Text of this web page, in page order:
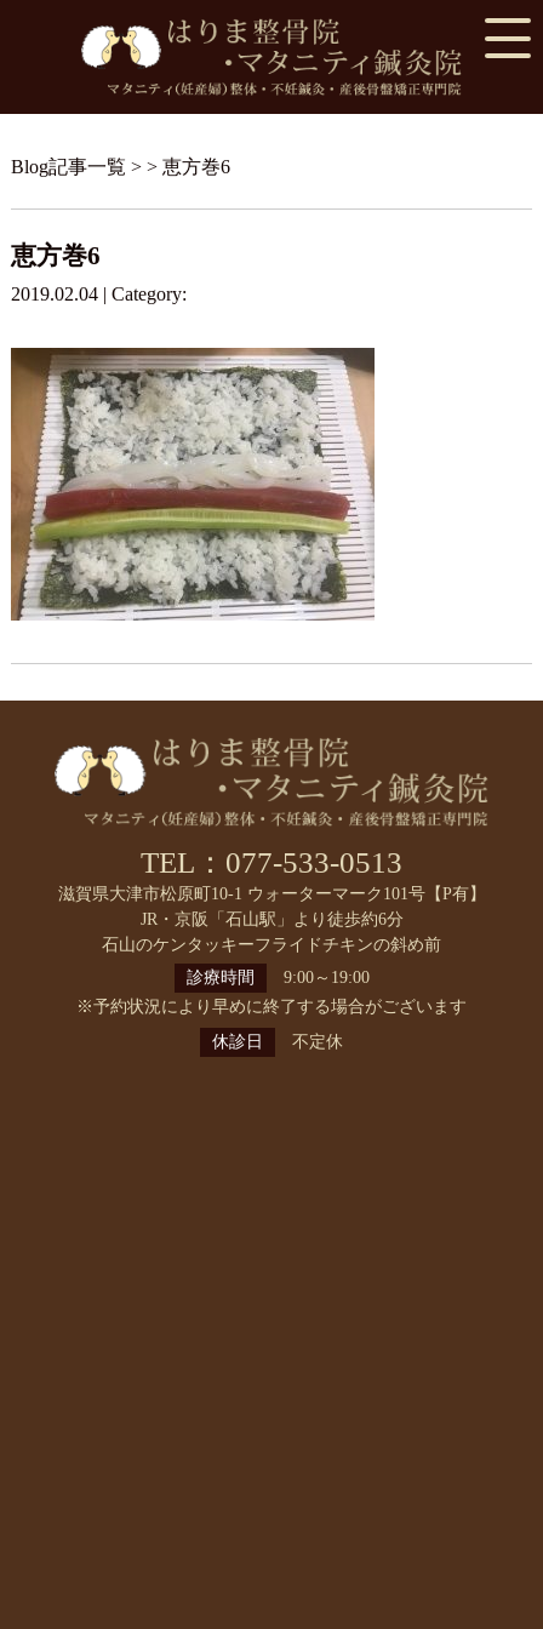
Blog記事一覧 > > 恵方巻6
恵方巻6
2019.02.04 | Category:
TEL：077-533-0513
滋賀県大津市松原町10-1 ウォーターマーク101号【P有】
JR・京阪「石山駅」より徒歩約6分
石山のケンタッキーフライドチキンの斜め前
診療時間
9:00～19:00
※予約状況により早めに終了する場合がございます
休診日
不定休